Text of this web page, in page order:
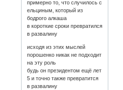
примерно то, что случилось с
ельциным, который из
бодрого алкаша
в короткие сроки превратился
в развалину
исходя из этих мыслей
порошенко никак не подходит
на эту роль
будь он президентом ещё лет
5 и точно также превратится
в развалину